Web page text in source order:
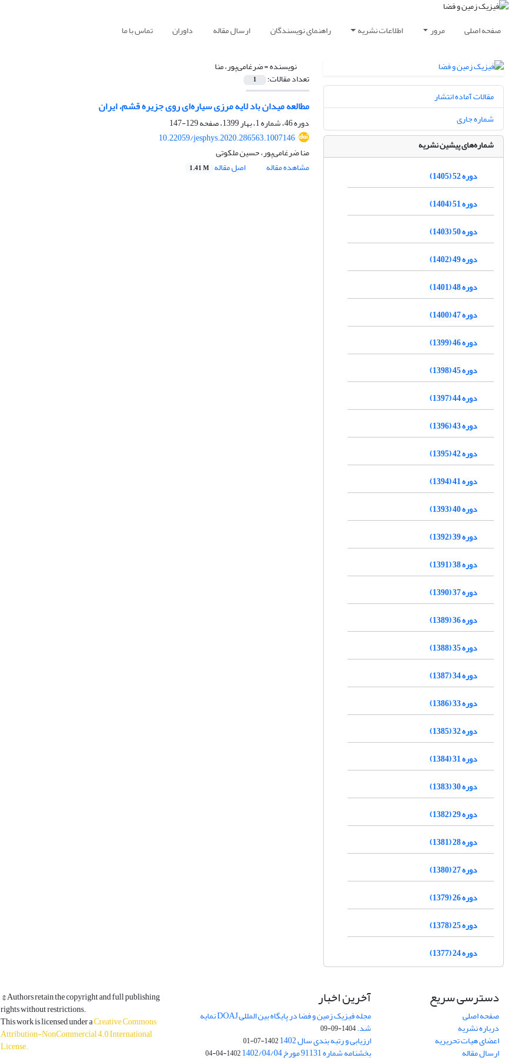
صفحه اصلی مرور اطلاعات نشریه راهنمای نویسندگان ارسال مقاله داوران تماس با ما
نویسنده =ضرغامی‌پور، منا
تعداد مقالات: 1
مطالعه میدان باد لایه مرزی سیاره‌ای روی جزیره‌ قشم، ایران
دوره 46، شماره 1، بهار 1399، صفحه
129-147
10.22059/jesphys.2020.286563.1007146
منا ضرغامی‌پور، حسین ملکوتی
مشاهده مقاله
اصل مقاله 1.41 M
مقالات آماده انتشار
شماره جاری
شماره‌های پیشین نشریه
دوره 52 (1405)
دوره 51 (1404)
دوره 50 (1403)
دوره 49 (1402)
دوره 48 (1401)
دوره 47 (1400)
دوره 46 (1399)
دوره 45 (1398)
دوره 44 (1397)
دوره 43 (1396)
دوره 42 (1395)
دوره 41 (1394)
دوره 40 (1393)
دوره 39 (1392)
دوره 38 (1391)
دوره 37 (1390)
دوره 36 (1389)
دوره 35 (1388)
دوره 34 (1387)
دوره 33 (1386)
دوره 32 (1385)
دوره 31 (1384)
دوره 30 (1383)
دوره 29 (1382)
دوره 28 (1381)
دوره 27 (1380)
دوره 26 (1379)
دوره 25 (1378)
دوره 24 (1377)
دسترسی سریع
صفحه اصلی
درباره نشریه
اعضای هیات تحریریه
ارسال مقاله
آخرین اخبار
مجله فیزیک زمین و فضا در پایگاه بین المللی DOAJ نمایه
شد.1404-09-09
ارزیابی و رتبه بندی سال 1402 1402-07-01
بخشنامه شماره 91131 مورخ 1402/04/04 1402-04-04
© Authors retain the copyright and full publishing
rights without restrictions.
This work is licensed under aCreative Commons
Attribution-NonCommercial 4.0 International
License.